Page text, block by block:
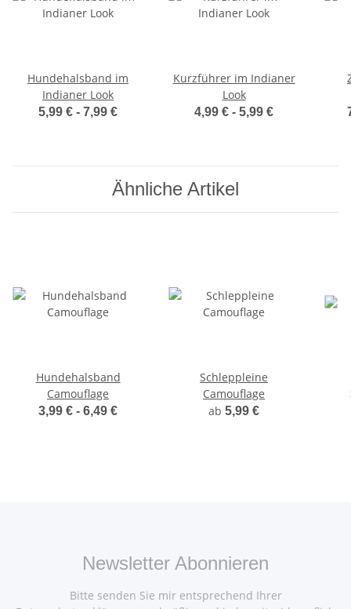
Hundehalsband im
Indianer Look
5,99 € - 7,99 €
Kurzführer im Indianer
Look
4,99 € - 5,99 €
Ähnliche Artikel
Hundehalsband
Camouflage
3,99 € - 6,49 €
Schleppleine
Camouflage
ab 5,99 €
Newsletter Abonnieren
Bitte senden Sie mir entsprechend Ihrer